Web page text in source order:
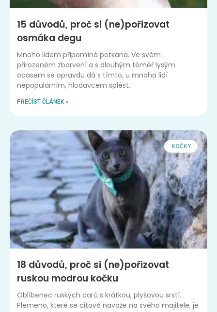
15 důvodů, proč si (ne)pořizovat
osmáka degu
Mnoho lidem připomíná potkana. Ve svém
přirozeném zbarvení a s dlouhým téměř lysým
ocasem se opravdu dá s tímto, u mnoha lidí
nepopulárním, hlodavcem splést.
PŘEČÍST ČLÁNEK »
KOČKY
18 důvodů, proč si (ne)pořizovat
ruskou modrou kočku
Oblíbenec ruských carů s krátkou, plyšovou srstí.
Plemeno, které se citově naváže na svého majitele, je